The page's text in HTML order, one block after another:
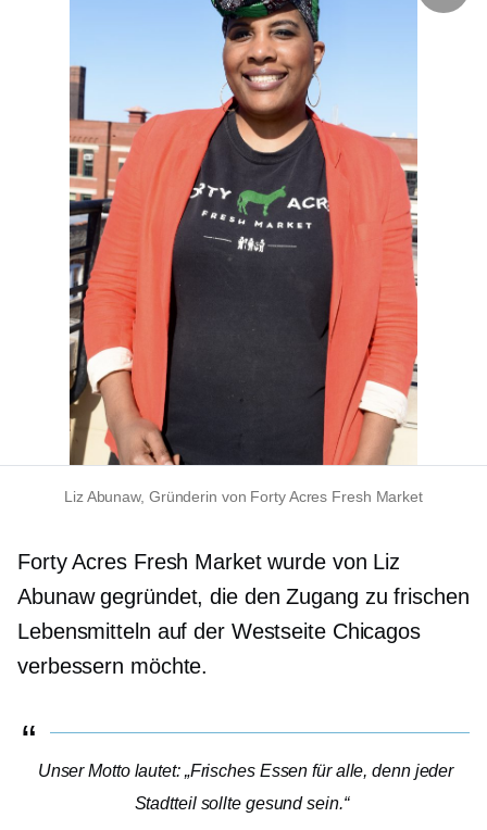
Liz Abunaw, Gründerin von Forty Acres Fresh Market
Forty Acres Fresh Market wurde von Liz
Abunaw gegründet, die den Zugang zu frischen
Lebensmitteln auf der Westseite Chicagos
verbessern möchte.
Unser Motto lautet: „Frisches Essen für alle, denn jeder
Stadtteil sollte gesund sein.“